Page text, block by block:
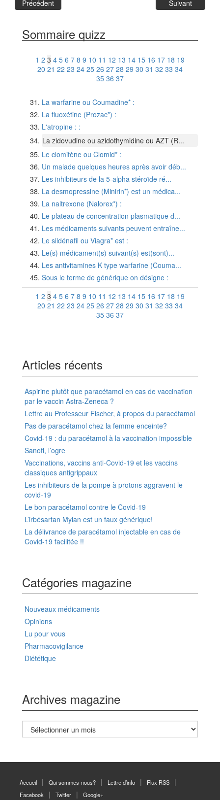
Précédent Suivant
Sommaire quizz
1 2 3 4 5 6 7 8 9 10 11 12 13 14 15 16 17 18 19
20 21 22 23 24 25 26 27 28 29 30 31 32 33 34
35 36 37
La warfarine ou Coumadine* :
La fluoxétine (Prozac*) :
L'atropine : :
La zidovudine ou azidothymidine ou AZT (R...
Le clomifène ou Clomid* :
Un malade quelques heures après avoir déb...
Les inhibiteurs de la 5-alpha stéroïde ré...
La desmopressine (Minirin*) est un médica...
La naltrexone (Nalorex*) :
Le plateau de concentration plasmatique d...
Les médicaments suivants peuvent entraîne...
Le sildénafil ou Viagra* est :
Le(s) médicament(s) suivant(s) est(sont)...
Les antivitamines K type warfarine (Couma...
Sous le terme de générique on désigne :
1 2 3 4 5 6 7 8 9 10 11 12 13 14 15 16 17 18 19
20 21 22 23 24 25 26 27 28 29 30 31 32 33 34
35 36 37
Articles récents
Aspirine plutôt que paracétamol en cas de vaccination
par le vaccin Astra-Zeneca ?
Lettre au Professeur Fischer, à propos du paracétamol
Pas de paracétamol chez la femme enceinte?
Covid-19 : du paracétamol à la vaccination impossible
Sanofi, l’ogre
Vaccinations, vaccins anti-Covid-19 et les vaccins
classiques antigrippaux
Les inhibiteurs de la pompe à protons aggravent le
covid-19
Le bon paracétamol contre le Covid-19
L’irbésartan Mylan est un faux générique!
La délivrance de paracétamol injectable en cas de
Covid-19 facilitée !!
Catégories magazine
Nouveaux médicaments
Opinions
Lu pour vous
Pharmacovigilance
Diététique
Archives magazine
Archives
magazine
Accueil Qui sommes-nous? Lettre d’info
Flux RSS
Facebook
Twitter Google+